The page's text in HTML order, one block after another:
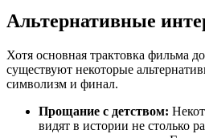
Альтернативные
Хотя основная трактовка фильма
существуют некоторые
символизм и финал.
Прощание с детством:
видят в истории не столько